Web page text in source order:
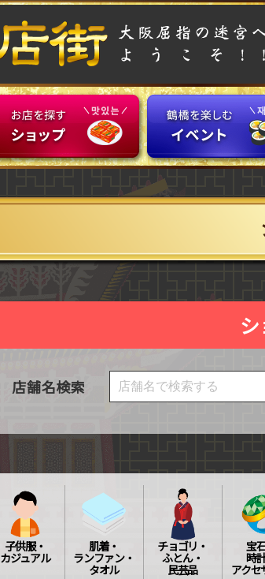
店舗名検索
子供服・
カジュアル
肌着・
ランファン・
タオル
チョゴリ・
ふとん・
民芸品
宝
時
アクセ